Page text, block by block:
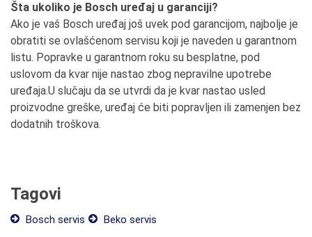
Šta ukoliko je Bosch uređaj u garanciji?
Ako je vaš Bosch uređaj još uvek pod garancijom, najbolje je
obratiti se ovlašćenom servisu koji je naveden u garantnom
listu. Popravke u garantnom roku su besplatne, pod
uslovom da kvar nije nastao zbog nepravilne upotrebe
uređaja.U slučaju da se utvrdi da je kvar nastao usled
proizvodne greške, uređaj će biti popravljen ili zamenjen bez
dodatnih troškova.
Tagovi
Bosch servis Beko servis